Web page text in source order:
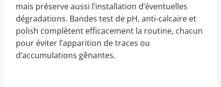
mais préserve aussi l’installation d’éventuelles
dégradations. Bandes test de pH, anti-calcaire et
polish complètent efficacement la routine, chacun
pour éviter l’apparition de traces ou
d’accumulations gênantes.